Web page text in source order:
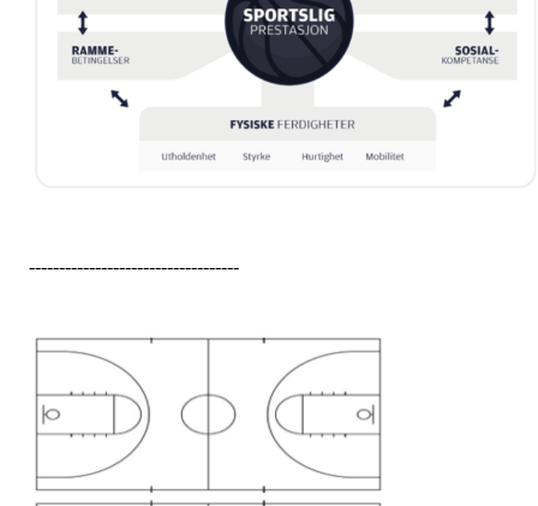
-----------------------------------